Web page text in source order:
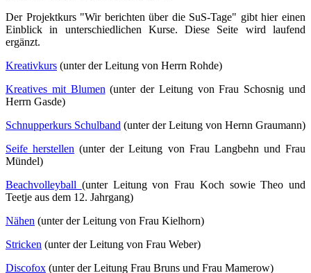
Der Projektkurs "Wir berichten über die SuS-Tage" gibt hier einen
Einblick in unterschiedlichen Kurse. Diese Seite wird laufend
ergänzt.
Kreativkurs (unter der Leitung von Herrn Rohde)
Kreatives mit Blumen (unter der Leitung von Frau Schosnig und
Herrn Gasde)
Schnupperkurs Schulband (unter der Leitung von Hernn Graumann)
Seife herstellen (unter der Leitung von Frau Langbehn und Frau
Mündel)
Beachvolleyball (unter Leitung von Frau Koch sowie Theo und
Teetje aus dem 12. Jahrgang)
Nähen (unter der Leitung von Frau Kielhorn)
Stricken (unter der Leitung von Frau Weber)
Discofox (unter der Leitung Frau Bruns und Frau Mamerow)